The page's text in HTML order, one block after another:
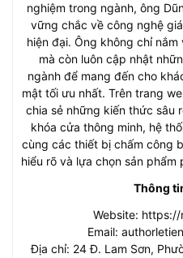
nghiệm trong ngành, ông
vững chắc về công nghệ
hiện đại. Ông không chỉ
mà còn luôn cập nhật
ngành để mang đến cho
mật tối ưu nhất. Trên trang
chia sẻ những kiến thức sâu
khóa cửa thông minh, hệ
cùng các thiết bị chấm công
hiểu rõ và lựa chọn sản phẩm
Thông
Website:
Email:
Địa chỉ: 24 Đ. Lam Sơn,